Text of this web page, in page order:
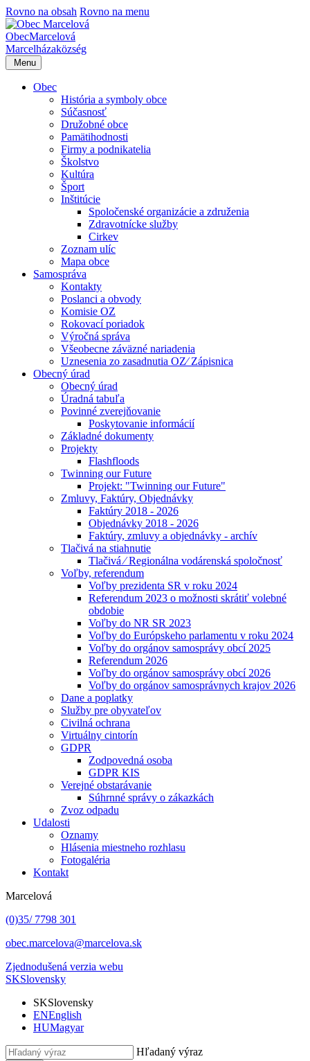
Rovno na obsah Rovno na menu
ObecMarcelová
Marcelházaközség
Menu
Obec
História a symboly obce
Súčasnosť
Družobné obce
Pamätihodnosti
Firmy a podnikatelia
Školstvo
Kultúra
Šport
Inštitúcie
Spoločenské organizácie a združenia
Zdravotnícke služby
Cirkev
Zoznam ulíc
Mapa obce
Samospráva
Kontakty
Poslanci a obvody
Komisie OZ
Rokovací poriadok
Výročná správa
Všeobecne záväzné nariadenia
Uznesenia zo zasadnutia OZ⁄ Zápisnica
Obecný úrad
Obecný úrad
Úradná tabuľa
Povinné zverejňovanie
Poskytovanie informácií
Základné dokumenty
Projekty
Flashfloods
Twinning our Future
Projekt: "Twinning our Future"
Zmluvy, Faktúry, Objednávky
Faktúry 2018 - 2026
Objednávky 2018 - 2026
Faktúry, zmluvy a objednávky - archív
Tlačivá na stiahnutie
Tlačivá ⁄ Regionálna vodárenská spoločnosť
Voľby, referendum
Voľby prezidenta SR v roku 2024
Referendum 2023 o možnosti skrátiť volebné
obdobie
Voľby do NR SR 2023
Voľby do Európskeho parlamentu v roku 2024
Voľby do orgánov samosprávy obcí 2025
Referendum 2026
Voľby do orgánov samosprávy obcí 2026
Voľby do orgánov samosprávnych krajov 2026
Dane a poplatky
Služby pre obyvateľov
Civilná ochrana
Virtuálny cintorín
GDPR
Zodpovedná osoba
GDPR KIS
Verejné obstarávanie
Súhrnné správy o zákazkách
Zvoz odpadu
Udalosti
Oznamy
Hlásenia miestneho rozhlasu
Fotogaléria
Kontakt
Marcelová
(0)35/ 7798 301
obec.marcelova@marcelova.sk
Zjednodušená verzia webu
SKSlovensky
SKSlovensky
ENEnglish
HUMagyar
Hľadaný výraz